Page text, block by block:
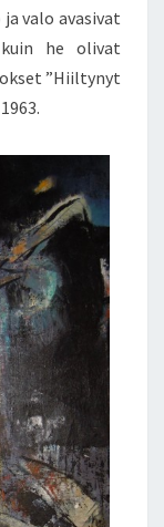
valo avasivat
he olivat
”Hiiltynyt